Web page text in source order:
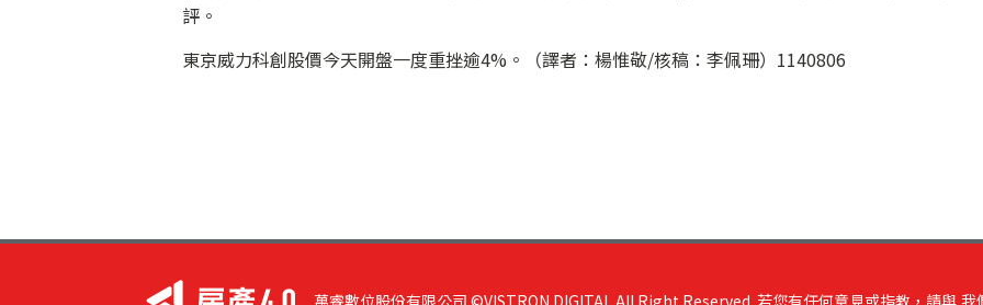
評。
東京威力科創股價今天開盤一度重挫逾4%。（譯者：楊惟敬/核稿：李佩珊）1140806
萬睿數位股份有限公司 ©VISTRON DIGITAL All Right Reserved. 若您有任何意見或指教，請與 我